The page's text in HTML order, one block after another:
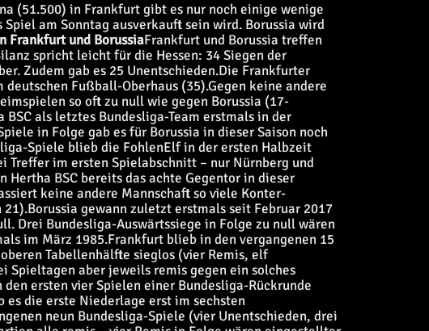
(51.500) in Frankfurt gibt es nur noch einige wenige
am Sonntag ausverkauft sein wird. Borussia wird
Frankfurt und BorussiaFrankfurt und Borussia treffen
spricht leicht für die Hessen: 34 Siegen der
Zudem gab es 25 Unentschieden.Die Frankfurter
Fußball-Oberhaus (35).Gegen keine andere
so oft zu null wie gegen Borussia (17-
BSC als letztes Bundesliga-Team erstmals in der
in Folge gab es für Borussia in dieser Saison noch
Spiele blieb die FohlenElf in der ersten Halbzeit
im ersten Spielabschnitt – nur Nürnberg und
Hertha BSC bereits das achte Gegentor in dieser
keine andere Mannschaft so viele Konter-
21).Borussia gewann zuletzt erstmals seit Februar 2017
Drei Bundesliga-Auswärtssiege in Folge zu null wären
im März 1985.Frankfurt blieb in den vergangenen 15
Tabellenhälfte sieglos (vier Remis, elf
aber jeweils remis gegen ein solches
ersten vier Spielen einer Bundesliga-Rückrunde
es die erste Niederlage erst im sechsten
neun Bundesliga-Spiele (vier Unentschieden, drei